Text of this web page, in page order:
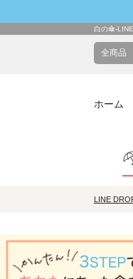
白の傘-
ホーム
LINE